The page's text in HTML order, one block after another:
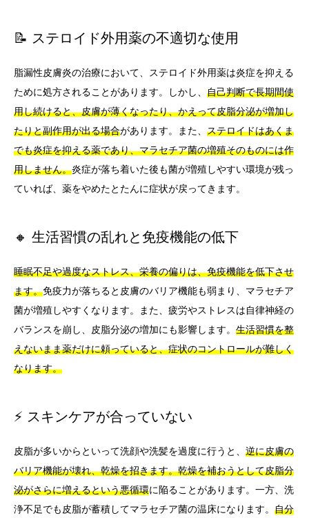
📝 ステロイド外用薬の不適切な使用
脂漏性皮膚炎の治療において、ステロイド外用薬は炎症を抑える
ために処方されることがあります。しかし、 自己判断で長期間使
用し続けると、皮膚が薄くなったり、かえって皮脂分泌が増加し
たりと副作用が出る場合があります。また、 ステロイドはあくま
でも炎症を抑える薬であり、マラセチア菌の増殖そのものには作
用しません。炎症が落ち着いた後も菌が増殖しやすい環境が残っ
ていれば、薬をやめたとたんに症状が戻ってきます。
🔸 生活習慣の乱れと免疫機能の低下
睡眠不足や過度なストレス、栄養の偏りは、免疫機能を低下させ
ます。免疫力が落ちると皮膚のバリア機能も弱まり、マラセチア
菌が増殖しやすくなります。また、疲労やストレスは自律神経の
バランスを崩し、皮脂分泌の増加にも影響します。 生活習慣を整
えないまま薬だけに頼っていると、症状のコントロールが難しく
なります。
⚡ スキンケアが合っていない
皮脂が多いからといって洗顔や洗髪を過度に行うと、 逆に皮膚の
バリア機能が壊れ、乾燥を招きます。乾燥を補おうとして皮脂分
泌がさらに増えるという悪循環に陥ることがあります。一方、洗
浄不足でも皮脂が蓄積してマラセチア菌の温床になります。 自分